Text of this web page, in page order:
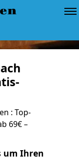
: Top-
69€ –
um Ihren